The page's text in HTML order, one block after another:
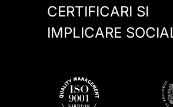
CERTIFICARI SI
IMPLICARE